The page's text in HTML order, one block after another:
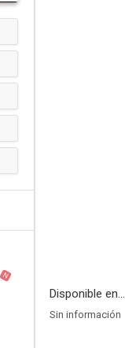
N
Disponible en...
Sin información